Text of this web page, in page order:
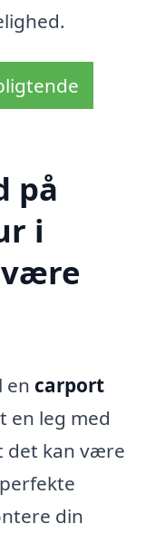
på
i
være
en carport
en leg med
det kan være
din